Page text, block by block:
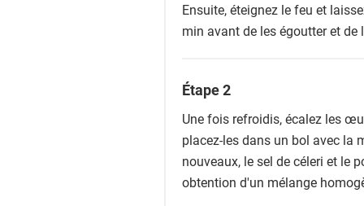
Ensuite, éteignez le feu et
min avant de les égoutter et
Étape 2
Une fois refroidis, écalez les
placez-les dans un bol avec la
nouveaux, le sel de céleri et le
obtention d'un mélange